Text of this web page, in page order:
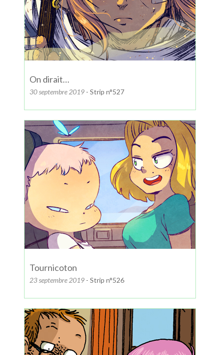
On dirait…
30 septembre 2019 - Strip n°527
Tournicoton
23 septembre 2019 - Strip n°526